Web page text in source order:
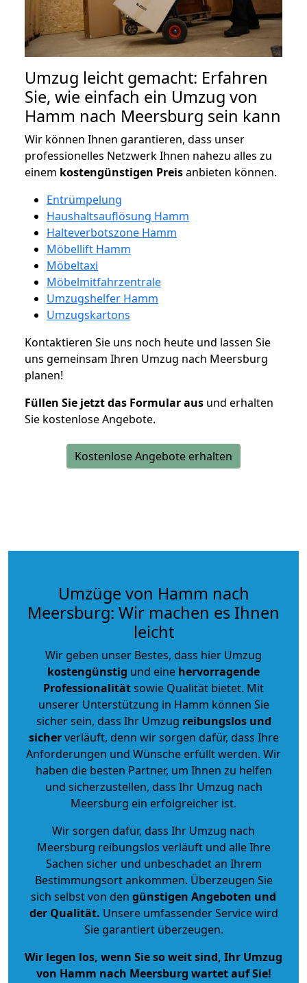
Umzug leicht gemacht: Erfahren
Sie, wie einfach ein Umzug von
Hamm nach Meersburg sein kann
Wir können Ihnen garantieren, dass unser
professionelles Netzwerk Ihnen nahezu alles zu
einem kostengünstigen Preisanbieten können.
Entrümpelung
Haushaltsauflösung Hamm
Halteverbotszone Hamm
Möbellift Hamm
Möbeltaxi
Möbelmitfahrzentrale
Umzugshelfer Hamm
Umzugskartons
Kontaktieren Sie uns noch heute und lassen Sie
uns gemeinsam Ihren Umzug nach Meersburg
planen!
Füllen Sie jetzt das Formular aus und erhalten
Sie kostenlose Angebote.
Kostenlose Angebote erhalten
Umzüge von Hamm nach
Meersburg: Wir machen es Ihnen
leicht
Wir geben unser Bestes, dass hier Umzug
kostengünstig und eine hervorragende
Professionalitätsowie Qualität bietet. Mit
unserer Unterstützung in Hamm können Sie
sicher sein, dass Ihr Umzug reibungslos und
sicherverläuft, denn wir sorgen dafür, dass Ihre
Anforderungen und Wünsche erfüllt werden. Wir
haben die besten Partner, um Ihnen zu helfen
und sicherzustellen, dass Ihr Umzug nach
Meersburg ein erfolgreicher ist.
Wir sorgen dafür, dass Ihr Umzug nach
Meersburg reibungslos verläuft und alle Ihre
Sachen sicher und unbeschadet an Ihrem
Bestimmungsort ankommen. Überzeugen Sie
sich selbst von den günstigen Angeboten und
der Qualität. Unsere umfassender Service wird
Sie garantiert überzeugen.
Wir legen los, wenn Sie so weit sind, Ihr Umzug
von Hamm nach Meersburg wartet auf Sie!